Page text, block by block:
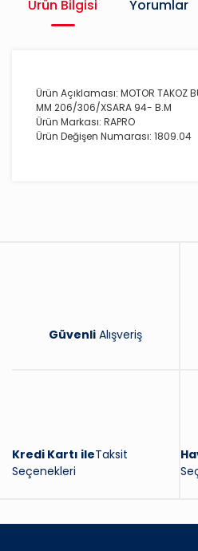
Ürün Bilgisi Yorumlar
Ürün Açıklaması: MOTOR TAKOZ
MM 206/306/XSARA 94- B.M
Ürün Markası: RAPRO
Ürün Değişen Numarası: 1809.04
Güvenli Alışveriş
Kredi Kartı ileTaksit
Seçenekleri